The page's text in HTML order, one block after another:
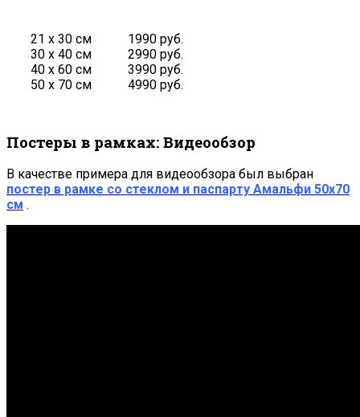
21 х 30 см
30 х 40 см
40 х 60 см
50 х 70 см
1990 руб.
2990 руб.
3990 руб.
4990 руб.
Постеры в рамках: Видеообзор
В качестве примера для видеообзора был выбран
постер в рамке со стеклом и паспарту Амальфи 50х70
см .